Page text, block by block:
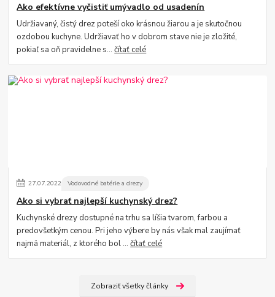
Ako efektívne vyčistiť umývadlo od usadenín
Udržiavaný, čistý drez poteší oko krásnou žiarou a je skutočnou
ozdobou kuchyne. Udržiavať ho v dobrom stave nie je zložité,
pokiaľ sa oň pravidelne s...čítať celé
27.07.2022 Vodovodné batérie a drezy
Ako si vybrať najlepší kuchynský drez?
Kuchynské drezy dostupné na trhu sa líšia tvarom, farbou a
predovšetkým cenou. Pri jeho výbere by nás však mal zaujímať
najmä materiál, z ktorého bol ...čítať celé
Zobraziť všetky články